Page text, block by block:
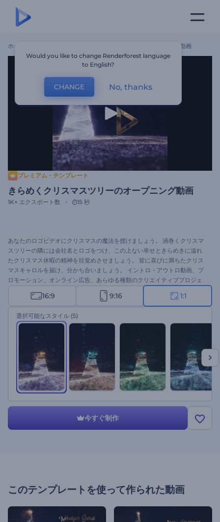
ホーム きらめくクリスマスツリーのオープニング動画
プレミアム・テンプレート
きらめくクリスマスツリーのオープニング動画
1K+ エクスポート数 15 秒
あなたのロゴビデオにクリスマスの魔法を授けましょう。 渦巻くクリスマ
スツリーの隣には会社名とロゴをつけ、この上ない幸せときらめきに溢れ
たクリスマス休暇の精神を目覚めさせましょう。 皆に喜びに満ちたクリス
マスキャロルを届け、分かち合いましょう。 イントロ・アウトロ動画、プ
ロモーション、オンライン広告、あらゆる種類のクリエイティブプロジェ
クトに最適です。 今すぐ作り始めましょう！
16:9 9:16 1:1
選択可能なスタイル (5)
今すぐ制作
このテンプレートを使って作られた動画
Would you like to change Renderforest language
to English?
CHANGE No, thanks